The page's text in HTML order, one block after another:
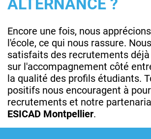
ALTERNANCE ?
Encore une fois, nous
l'école, ce qui nous rassure.
satisfaits des recrutements
sur l'accompagnement côté
la qualité des profils étudiants.
positifs nous encouragent à
recrutements et notre
ESICAD Montpellier.